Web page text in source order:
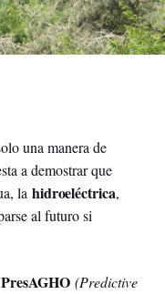
una manera de
a demostrar que
la hidroeléctrica,
al futuro si
PresAGHO(Predictive